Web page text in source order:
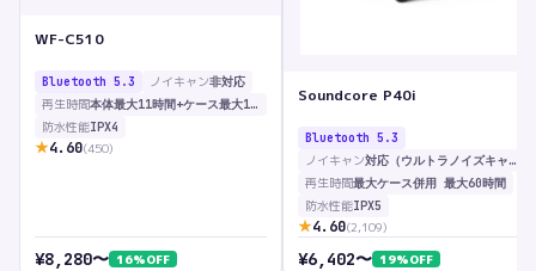
WF-C510
Bluetooth 5.3 ノイキャン非対応
再生時間 本体最大11時間+ケース最大11時間=合計22時間
防水性能IPX4
★4.60(450)
¥8,280〜 16%OFF
Soundcore P40i
Bluetooth 5.3
ノイキャン 対応（ウルトラノイズキャンセリング 2.0）
再生時間最大ケース併用 最大60時間
防水性能IPX5
★4.60(2,109)
¥6,402〜 19%OFF